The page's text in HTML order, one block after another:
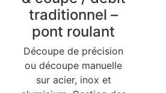
traditionnel –
pont roulant
Découpe de précision
ou découpe manuelle
sur acier, inox et